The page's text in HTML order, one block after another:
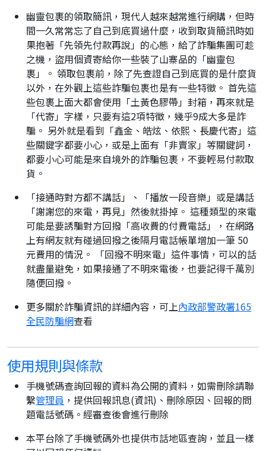
幽靈包裹的領取簡訊，現代人越來越常進行網購，但時
間一久常常忘了自己到底買過什麼，收到取貨簡訊時如
果抱著「先領先付款再說」的心態，給了詐騙集團可趁
之機，盜用個資寄給你一些裝了山寨品的「幽靈包
裹」。 領取包裹前，除了先查證自己到底買的是什麼貨
以外，在外觀上這些詐騙包裹也是有一些特徵。 首先這
些包裹上面大都會使用「土黃色膠帶」封箱，再來就是
「代寄」字樣，只要有這2項特徵，幾乎9成大多是詐
騙。 另外就是看到「鑫金、皓炫、依熙、長慶代寄」這
些關鍵字都要小心，或是上面有「非賣家」等關鍵詞，
都要小心可能是來自境外的詐騙包裹，不要輕易付款取
貨。
「接通時對方都不講話」、「播放一段音樂」或是講話
「謝謝您的來電，再見」然後就掛掉。 這種類型的來電
可能是要誘騙對方回撥「高收費的付費電話」，在網路
上有網友就有碰過回撥之後隔月電話帳單增加一筆 50
元費用的情況。 「回撥不明來電」這件事情，可以的話
就盡量避免，如果接通了不明來電後，也要記得千萬別
隨便回撥。
更多關於詐騙資訊的詳細內容，可上內政部警政署165
全民防騙網查看
使用規則與條款
手機號碼查詢回報的資料為公開的資料，如需刪除請聯
繫管理員 ，提供回報訊息(資訊)、刪除原因、回報的問
題電話號碼。經審查後會進行刪除
本平台除了手機號碼外也提供市話地區查詢，並且一樣